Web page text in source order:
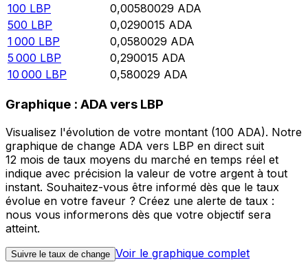
100 LBP 0,00580029 ADA
500 LBP 0,0290015 ADA
1 000 LBP 0,0580029 ADA
5 000 LBP 0,290015 ADA
10 000 LBP 0,580029 ADA
Graphique : ADA vers LBP
Visualisez l'évolution de votre montant (100 ADA). Notre
graphique de change ADA vers LBP en direct suit
12 mois de taux moyens du marché en temps réel et
indique avec précision la valeur de votre argent à tout
instant. Souhaitez-vous être informé dès que le taux
évolue en votre faveur ? Créez une alerte de taux :
nous vous informerons dès que votre objectif sera
atteint.
Suivre le taux de change Voir le graphique complet